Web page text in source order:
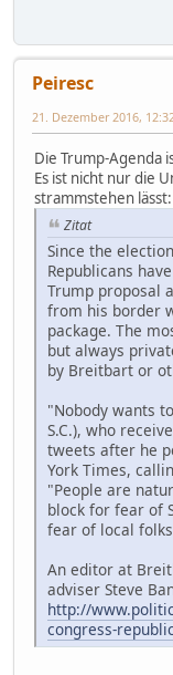
Peiresc
21. Dezember 2016,
Die Trump-Agenda
Es ist nicht nur die
strammstehen lässt:
Zitat
Since the
Republicans
Trump proposal
from his border
package. The
but always
by Breitbart or
"Nobody wants
S.C.), who
tweets after he
York Times,
"People are
block for fear of
fear of local
An editor at
adviser Steve
http://
congress-